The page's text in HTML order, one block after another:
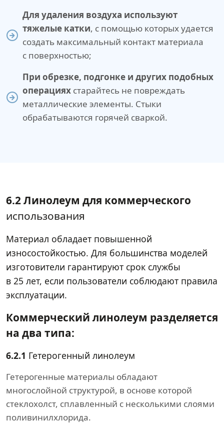
Для удаления воздуха используют
тяжелые катки, с помощью которых удается
создать максимальный контакт материала
с поверхностью;
При обрезке, подгонке и других подобных
операциях старайтесь не повреждать
металлические элементы. Стыки
обрабатываются горячей сваркой.
6.2 Линолеум для коммерческого
использования
Материал обладает повышенной
износостойкостью. Для большинства моделей
изготовители гарантируют срок службы
в 25 лет, если пользователи соблюдают правила
эксплуатации.
Коммерческий линолеум разделяется
на два типа:
6.2.1 Гетерогенный линолеум
Гетерогенные материалы обладают
многослойной структурой, в основе которой
стеклохолст, сплавленный с несколькими слоями
поливинилхлорида.